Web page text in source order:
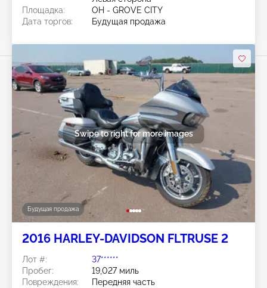
Площадка:
OH - GROVE CITY
Дата торгов:
Будущая продажа
Будущая продажа
Swipe to right for more images
2016 HARLEY-DAVIDSON FLTRUSE 2
Лот #:
37******
Пробег:
19,027 миль
Повреждения:
Передняя часть